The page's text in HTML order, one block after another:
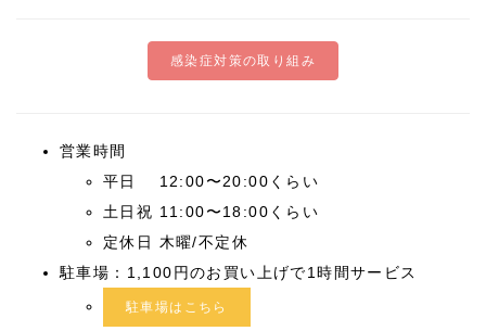
感染症対策の取り組み
営業時間
平日 12:00〜20:00くらい
土日祝 11:00〜18:00くらい
定休日 木曜/不定休
駐車場：1,100円のお買い上げで1時間サービス
駐車場はこちら